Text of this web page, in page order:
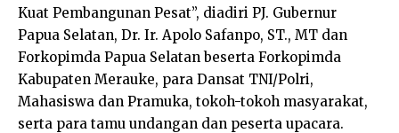
Kuat Pembangunan Pesat”, diadiri PJ. Gubernur
Papua Selatan, Dr. Ir. Apolo Safanpo, ST., MT dan
Forkopimda Papua Selatan beserta Forkopimda
Kabupaten Merauke, para Dansat TNI/Polri,
Mahasiswa dan Pramuka, tokoh-tokoh masyarakat,
serta para tamu undangan dan peserta upacara.